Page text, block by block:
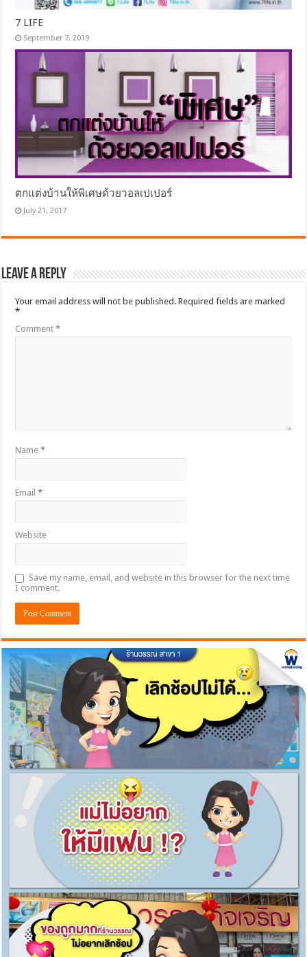
7 LIFE
September 7, 2019
ตกแต่งบ้านให้พิเศษด้วยวอลเปเปอร์
July 21, 2017
Leave a Reply
Your email address will not be published. Required fields are marked
*
Comment*
Name*
Email*
Website
Save my name, email, and website in this browser for the next time
I comment.